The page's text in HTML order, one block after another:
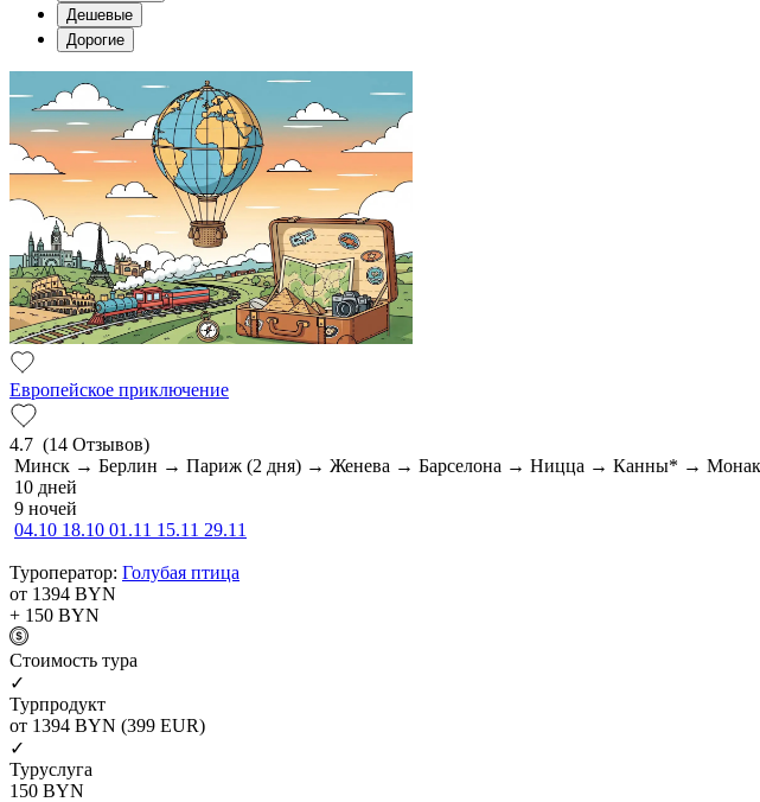
Дешевые
Дорогие
Европейское приключение
4.7 (14 Отзывов)
Минск → Берлин → Париж (2 дня) → Женева → Барселона → Ницца → Канны* →
10 дней
9 ночей
04.10 18.10 01.11 15.11 29.11
Туроператор: Голубая птица
от 1394 BYN
+ 150 BYN
Cтоимость тура
✓
Турпродукт
от 1394 BYN (399 EUR)
✓
Туруслуга
150 BYN